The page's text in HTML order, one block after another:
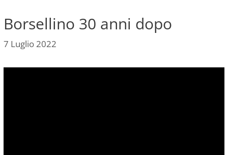
Borsellino 30 anni dopo
7 Luglio 2022